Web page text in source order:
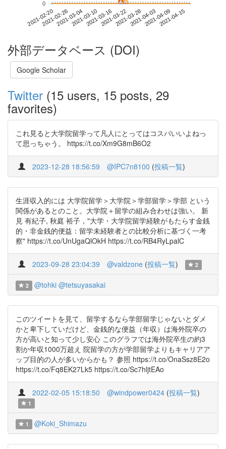
2021-02-202021-02-262021-03-042021-03-102021-03-162021-03-222021-03-282021-04-032021-04-092021-04-15
0
外部データベース (DOI)
Google Scholar
Twitter (15 users, 15 posts, 29
favorites)
これ見ると大学院留学って凡人にとってはコスパいいよねっ
て思っちゃう。 https://t.co/Xm9G8mB6O2
2023-12-28 18:56:59 @IPC7n8100 (投稿一覧)
生涯収入的には 大学院留学＞大学院＞学部留学＞学部 という
関係があるとのこと。大学院＋留学の組み合わせは強い。 新
見 有紀子, 秋庭 裕子，"大学・大学院留学経験がもたらす金銭
的・非金銭的便益：留学未経験者との比較分析に基づく一考
察" https://t.co/UnUgaQlOkH https://t.co/RB4RyLpalC
2023-09-28 23:04:39 @valdzone (投稿一覧) 2
2 @tohki @tetsuyasakai
このツイートを見て、留学するなら学部留学じゃないとダメ
かと卑下していだけど、金銭的な便益（年収）は海外院卒の
方が高いと知って少し安心 このグラフでは海外院卒生の約3
割か年収1000万超え 院留学の方が学部留学よりもキャリアア
ップ目的の人が多いからかも？ 参照 https://t.co/OnaSsz8E2o
https://t.co/Fq8EK27Lk5 https://t.co/Sc7hljtEAo
2022-02-05 15:18:50 @windpower0424 (投稿一覧)
1
1 @Koki_Shimazu